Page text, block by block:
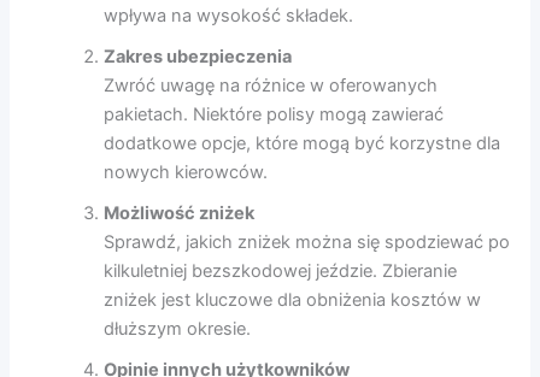
wpływa na wysokość składek.
Zakres ubezpieczenia
Zwróć uwagę na różnice w oferowanych
pakietach. Niektóre polisy mogą zawierać
dodatkowe opcje, które mogą być korzystne dla
nowych kierowców.
Możliwość zniżek
Sprawdź, jakich zniżek można się spodziewać po
kilkuletniej bezszkodowej jeździe. Zbieranie
zniżek jest kluczowe dla obniżenia kosztów w
dłuższym okresie.
Opinie innych użytkowników